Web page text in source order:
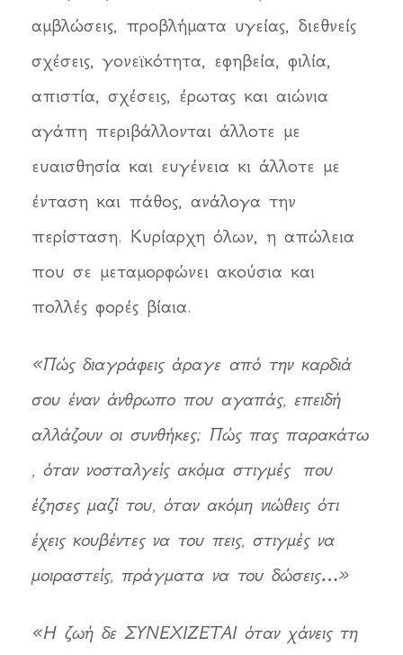
αμβλώσεις, προβλήματα υγείας, διεθνείς
σχέσεις, γονεϊκότητα, εφηβεία, φιλία,
απιστία, σχέσεις, έρωτας και αιώνια
αγάπη περιβάλλονται άλλοτε με
ευαισθησία και ευγένεια κι άλλοτε με
ένταση και πάθος, ανάλογα την
περίσταση. Κυρίαρχη όλων, η απώλεια
που σε μεταμορφώνει ακούσια και
πολλές φορές βίαια.
«Πώς διαγράφεις άραγε από την καρδιά
σου έναν άνθρωπο που αγαπάς, επειδή
αλλάζουν οι συνθήκες; Πώς πας παρακάτω
, όταν νοσταλγείς ακόμα στιγμές που
έζησες μαζί του, όταν ακόμη νιώθεις ότι
έχεις κουβέντες να του πεις, στιγμές να
μοιραστείς, πράγματα να του δώσεις…»
«Η ζωή δε ΣΥΝΕΧΙΖΕΤΑΙ όταν χάνεις τη